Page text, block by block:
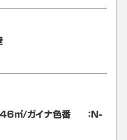
㎡/ガイナ色番 ：N-